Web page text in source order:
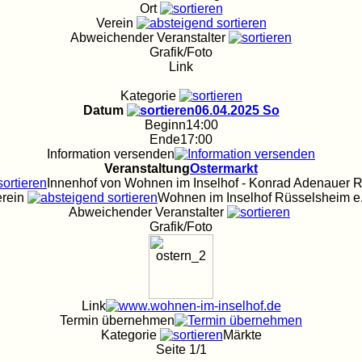
Ort
Verein
Abweichender Veranstalter
Grafik/Foto
Link
Kategorie
Datum
06.04.2025 So
Beginn14:00
Ende17:00
Information versenden
VeranstaltungOstermarkt
Innenhof von Wohnen im Inselhof - Konrad Adenauer
Wohnen im Inselhof Rüsselsheim
Abweichender Veranstalter
Grafik/Foto
Link
Termin übernehmen
Kategorie
Märkte
Seite 1/1